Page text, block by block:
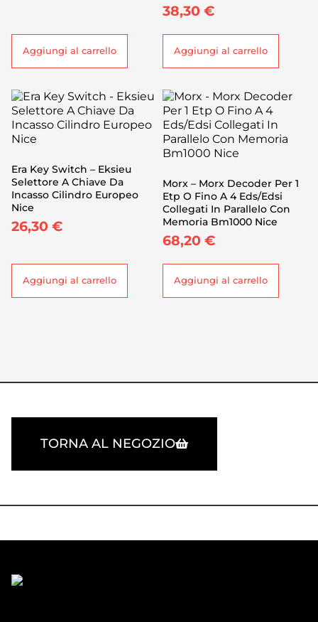
Aggiungi al carrello
38,30 €
Aggiungi al carrello
Era Key Switch – Eksieu
Selettore A Chiave Da
Incasso Cilindro Europeo
Nice
26,30 €
Aggiungi al carrello
Morx – Morx Decoder Per 1
Etp O Fino A 4 Eds/Edsi
Collegati In Parallelo Con
Memoria Bm1000 Nice
68,20 €
Aggiungi al carrello
TORNA AL NEGOZIO